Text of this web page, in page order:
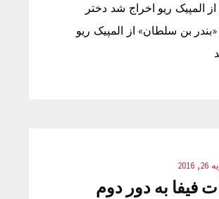
المپیک ریو اخراج شد دختر
بن سلطان» از المپیک ریو
فیفا به دور دوم